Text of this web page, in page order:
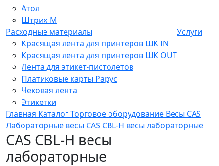
Атол
Штрих-М
Расходные материалы
Красящая лента для принтеров ШК IN
Красящая лента для принтеров ШК OUT
Лента для этикет-пистолетов
Платиковые карты Рарус
Чековая лента
Этикетки
Услуги
Главная КаталогТорговое оборудование Весы CAS
Лабораторные весы CAS CBL-H весы лабораторные
CAS CBL-H весы
лабораторные